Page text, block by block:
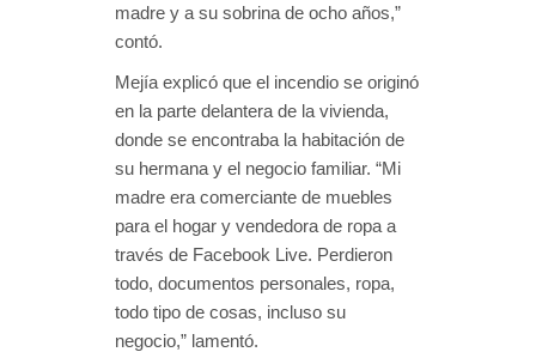
madre y a su sobrina de ocho años,”
contó.
Mejía explicó que el incendio se originó
en la parte delantera de la vivienda,
donde se encontraba la habitación de
su hermana y el negocio familiar. “Mi
madre era comerciante de muebles
para el hogar y vendedora de ropa a
través de Facebook Live. Perdieron
todo, documentos personales, ropa,
todo tipo de cosas, incluso su
negocio,” lamentó.